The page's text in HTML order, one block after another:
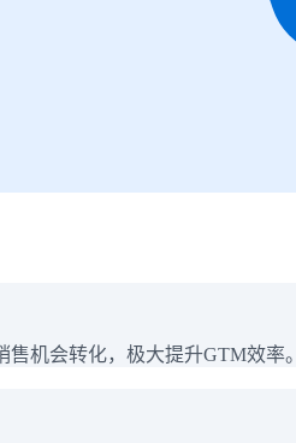
机会转化，极大提升GTM效率。